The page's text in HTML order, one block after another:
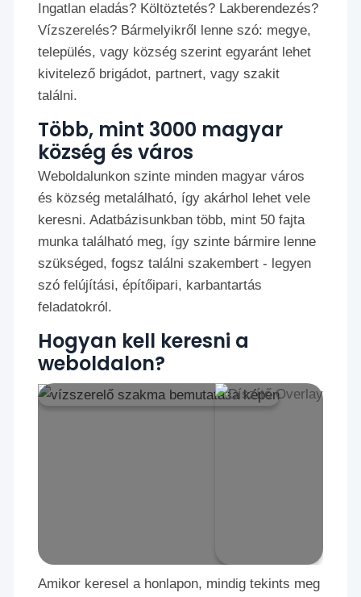
Ingatlan eladás? Költöztetés? Lakberendezés?
Vízszerelés? Bármelyikről lenne szó: megye,
település, vagy község szerint egyaránt lehet
kivitelező brigádot, partnert, vagy szakit
találni.
Több, mint 3000 magyar
község és város
Weboldalunkon szinte minden magyar város
és község metalálható, így akárhol lehet vele
keresni. Adatbázisunkban több, mint 50 fajta
munka található meg, így szinte bármire lenne
szükséged, fogsz találni szakembert - legyen
szó felújítási, építőipari, karbantartás
feladatokról.
Hogyan kell keresni a
weboldalon?
Amikor keresel a honlapon, mindig tekints meg